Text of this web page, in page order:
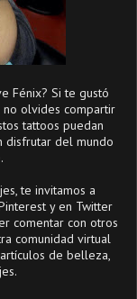
Fénix? Si te gustó
olvides compartir
tattoos puedan
disfrutar del mundo
te invitamos a
y en Twitter
comentar con otros
comunidad virtual
de belleza,